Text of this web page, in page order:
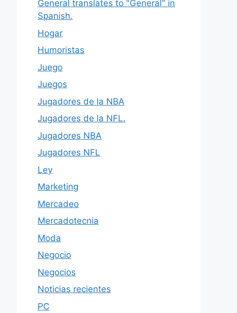
General translates to "General" in
Spanish.
Hogar
Humoristas
Juego
Juegos
Jugadores de la NBA
Jugadores de la NFL.
Jugadores NBA
Jugadores NFL
Ley
Marketing
Mercadeo
Mercadotecnia
Moda
Negocio
Negocios
Noticias recientes
PC